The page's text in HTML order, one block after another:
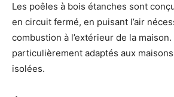
Les poêles à bois étanches sont
en circuit fermé, en puisant l’air
combustion à l’extérieur de la
particulièrement adaptés aux
isolées.